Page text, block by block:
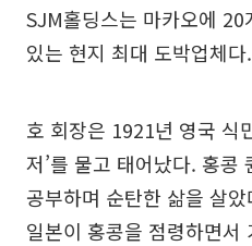
SJM홀딩스는 마카오에
있는 현지 최대 도박업체다.
호 회장은 1921년 영국 식
저’를 물고 태어났다. 홍콩
공부하며 순탄한 삶을 살
일본이 홍콩을 점령하면서